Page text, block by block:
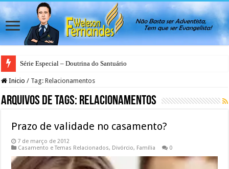
Série Especial – Doutrina do Santuário
Antes da Porta se Fechar: A Mensagem Profética do Santuário Celestial
Inicio / Tag:Relacionamentos
Arquivos de Tags: Relacionamentos
Prazo de validade no casamento?
7 de março de 2012
Casamento e Temas Relacionados, Divórcio, Família 0